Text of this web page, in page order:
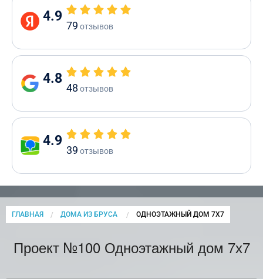
4.9
79 отзывов
4.8
48 отзывов
4.9
39 отзывов
ГЛАВНАЯ ДОМА ИЗ БРУСА CURRENT:
ОДНОЭТАЖНЫЙ ДОМ 7Х7
Проект №100 Одноэтажный дом 7х7